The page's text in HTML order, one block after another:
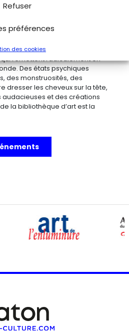
Refuser
préférences
des cookies
04.04.2027
« bizarre » est le terme ultime pour
remettent radicalement en
Des états psychiques
des monstruosités, des
dresser les cheveux sur la tête,
audacieuses et des créations
la bibliothèque d’art est la